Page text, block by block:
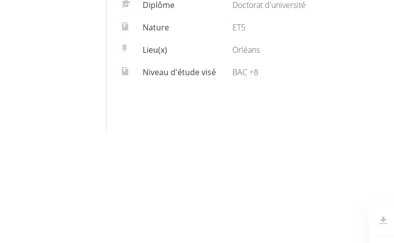
Diplôme Doctorat d'université
Nature ET5
Lieu(x) Orléans
Niveau d'étude visé BAC +8